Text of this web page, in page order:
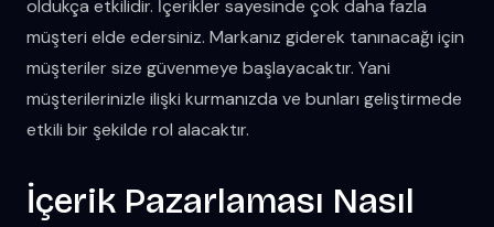
oldukça etkilidir. İçerikler sayesinde çok daha fazla
müşteri elde edersiniz. Markanız giderek tanınacağı için
müşteriler size güvenmeye başlayacaktır. Yani
müşterilerinizle ilişki kurmanızda ve bunları geliştirmede
etkili bir şekilde rol alacaktır.
İçerik Pazarlaması Nasıl